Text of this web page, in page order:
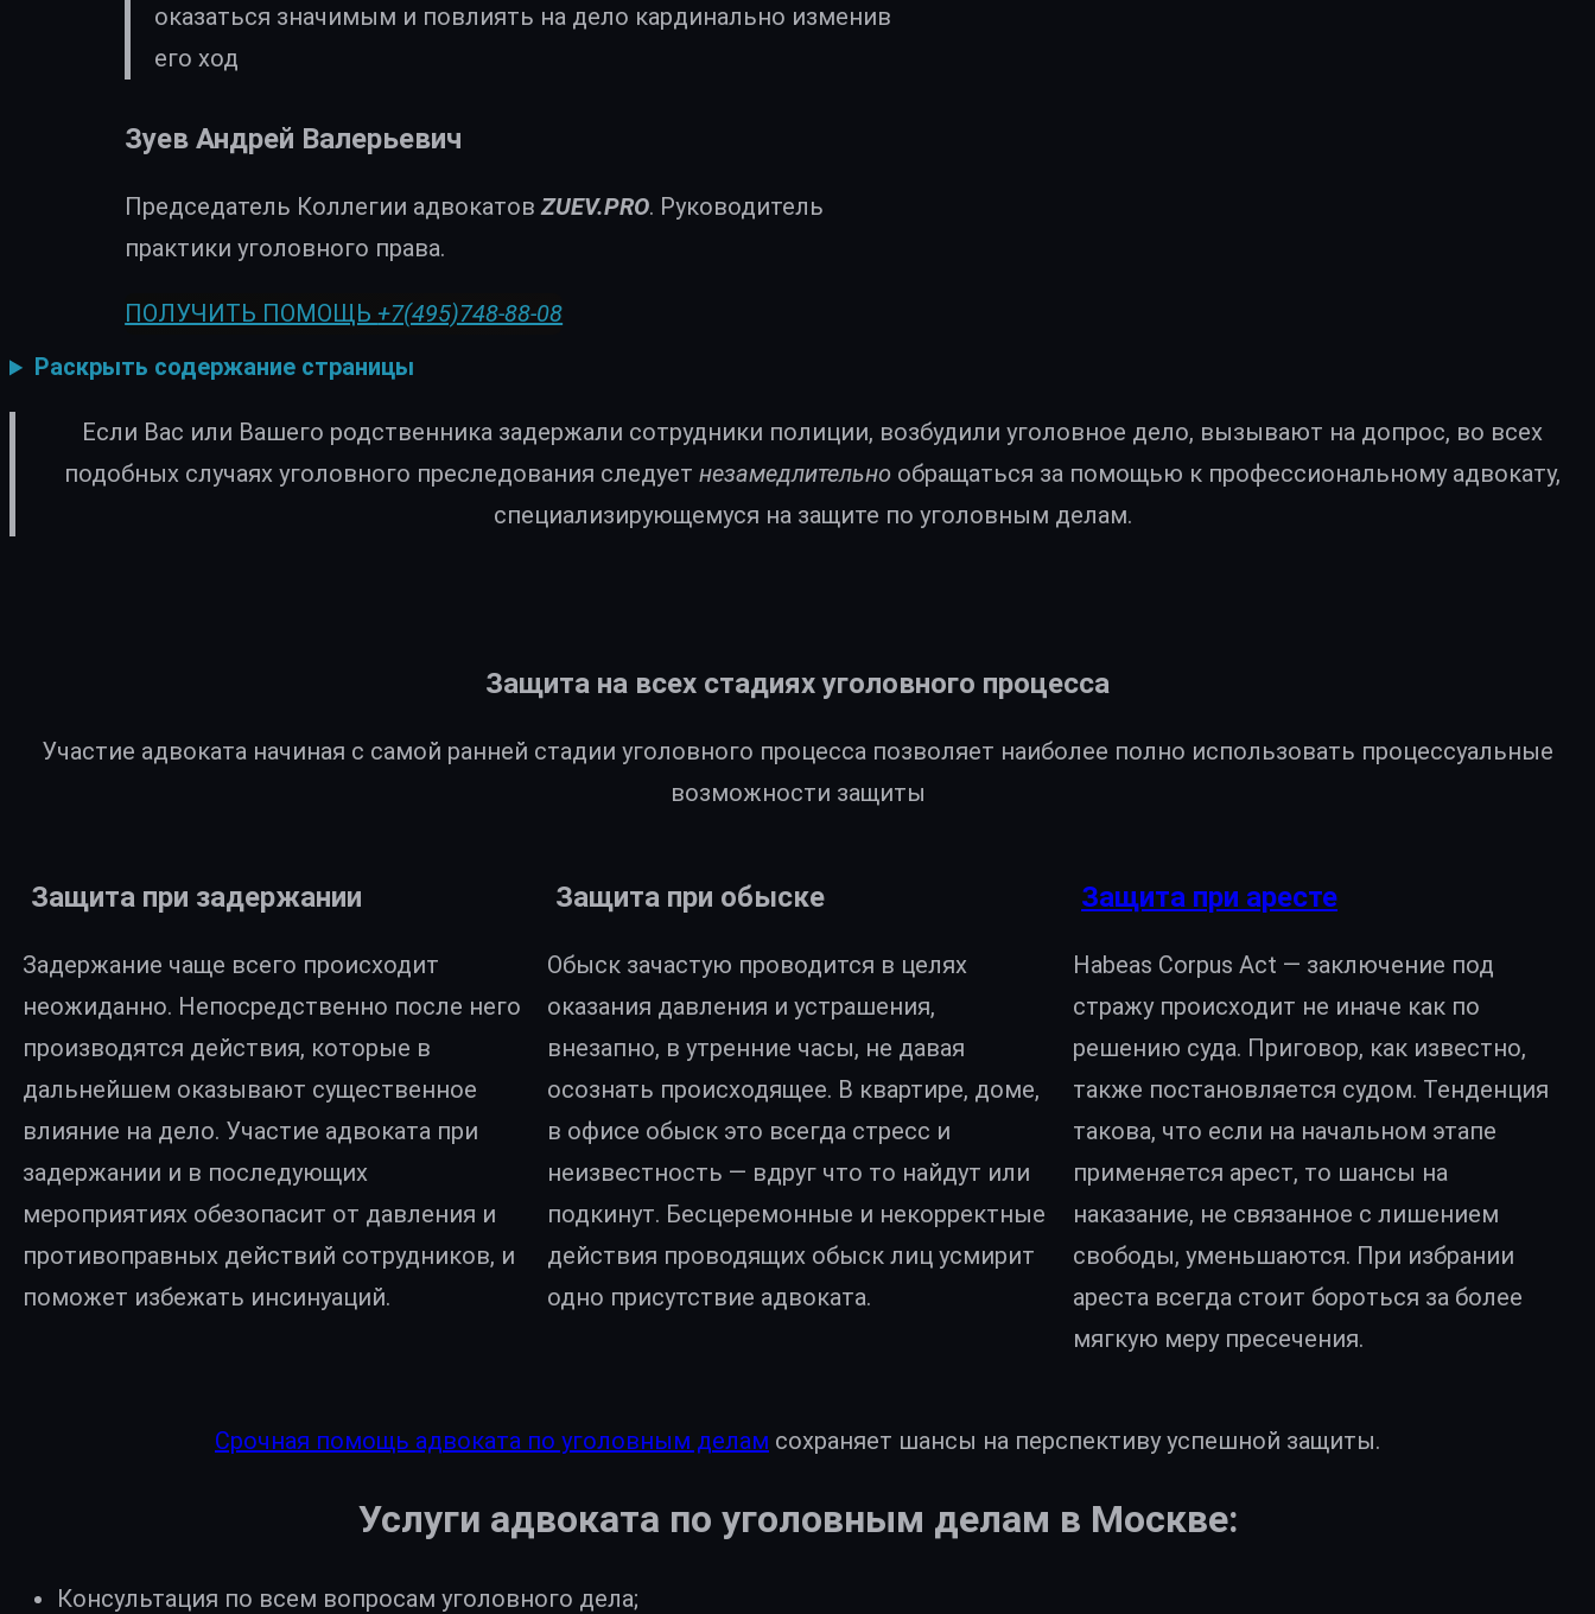
оказаться значимым и повлиять на дело кардинально изменив
его ход
Зуев Андрей Валерьевич
Председатель Коллегии адвокатов ZUEV.PRO. Руководитель
практики уголовного права.
ПОЛУЧИТЬ ПОМОЩЬ+7(495)748-88-08
Раскрыть содержание страницы
Если Вас или Вашего родственника задержали сотрудники полиции, возбудили уголовное дело, вызывают на допрос, во всех
подобных случаях уголовного преследования следует незамедлительно обращаться за помощью к профессиональному адвокату,
специализирующемуся на защите по уголовным делам.
Защита на всех стадиях уголовного процесса
Участие адвоката начиная с самой ранней стадии уголовного процесса позволяет наиболее полно использовать процессуальные
возможности защиты
Защита при задержании
Задержание чаще всего происходит
неожиданно. Непосредственно после него
производятся действия, которые в
дальнейшем оказывают существенное
влияние на дело. Участие адвоката при
задержании и в последующих
мероприятиях обезопасит от давления и
противоправных действий сотрудников, и
поможет избежать инсинуаций.
Защита при обыске
Обыск зачастую проводится в целях
оказания давления и устрашения,
внезапно, в утренние часы, не давая
осознать происходящее. В квартире, доме,
в офисе обыск это всегда стресс и
неизвестность — вдруг что то найдут или
подкинут. Бесцеремонные и некорректные
действия проводящих обыск лиц усмирит
одно присутствие адвоката.
Защита при аресте
Habeas Corpus Act — заключение под
стражу происходит не иначе как по
решению суда. Приговор, как известно,
также постановляется судом. Тенденция
такова, что если на начальном этапе
применяется арест, то шансы на
наказание, не связанное с лишением
свободы, уменьшаются. При избрании
ареста всегда стоит бороться за более
мягкую меру пресечения.
Срочная помощь адвоката по уголовным делам сохраняет шансы на перспективу успешной защиты.
Услуги адвоката по уголовным делам в Москве:
Консультация по всем вопросам уголовного дела;